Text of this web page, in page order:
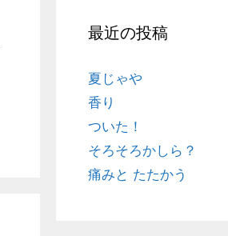
最近の投稿
夏じゃや
香り
ついた！
そろそろかしら？
痛みと たたかう